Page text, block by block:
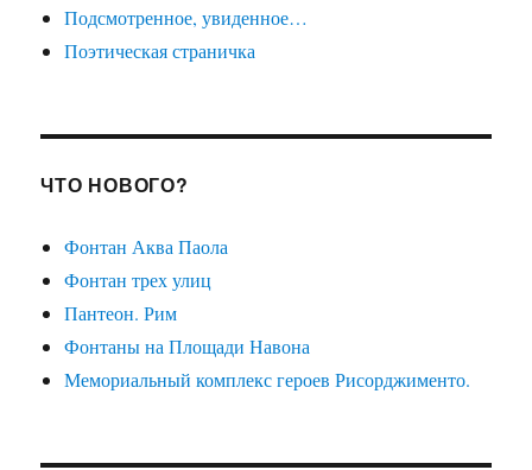
Подсмотренное, увиденное…
Поэтическая страничка
ЧТО НОВОГО?
Фонтан Аква Паола
Фонтан трех улиц
Пантеон. Рим
Фонтаны на Площади Навона
Мемориальный комплекс героев Рисорджименто.